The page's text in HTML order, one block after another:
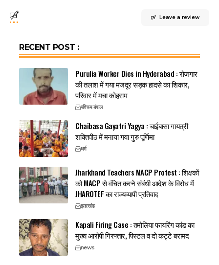
Leave a review
RECENT POST :
Purulia Worker Dies in Hyderabad : रोजगार
की तलाश में गया मजदूर सड़क हादसे का शिकार,
परिवार में मचा कोहराम
पश्चिम बंगाल
Chaibasa Gayatri Yagya : चाईबासा गायत्री
शक्तिपीठ में मनाया गया गुरु पूर्णिमा
धर्म
Jharkhand Teachers MACP Protest : शिक्षकों
को MACP से वंचित करने संबंधी आदेश के विरोध में
JHAROTEF का राज्यव्यापी प्रतिवाद
झारखंड
Kapali Firing Case : तमोलिया फायरिंग कांड का
मुख्य आरोपी गिरफ्तार, पिस्टल व दो कट्टे बरामद
news